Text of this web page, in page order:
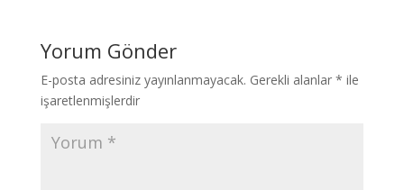
Yorum Gönder
E-posta adresiniz yayınlanmayacak. Gerekli alanlar * ile
işaretlenmişlerdir